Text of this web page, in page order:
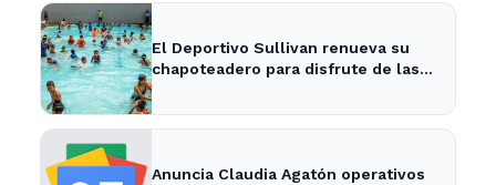
El Deportivo Sullivan renueva su
chapoteadero para disfrute de las
Anuncia Claudia Agatón operativos